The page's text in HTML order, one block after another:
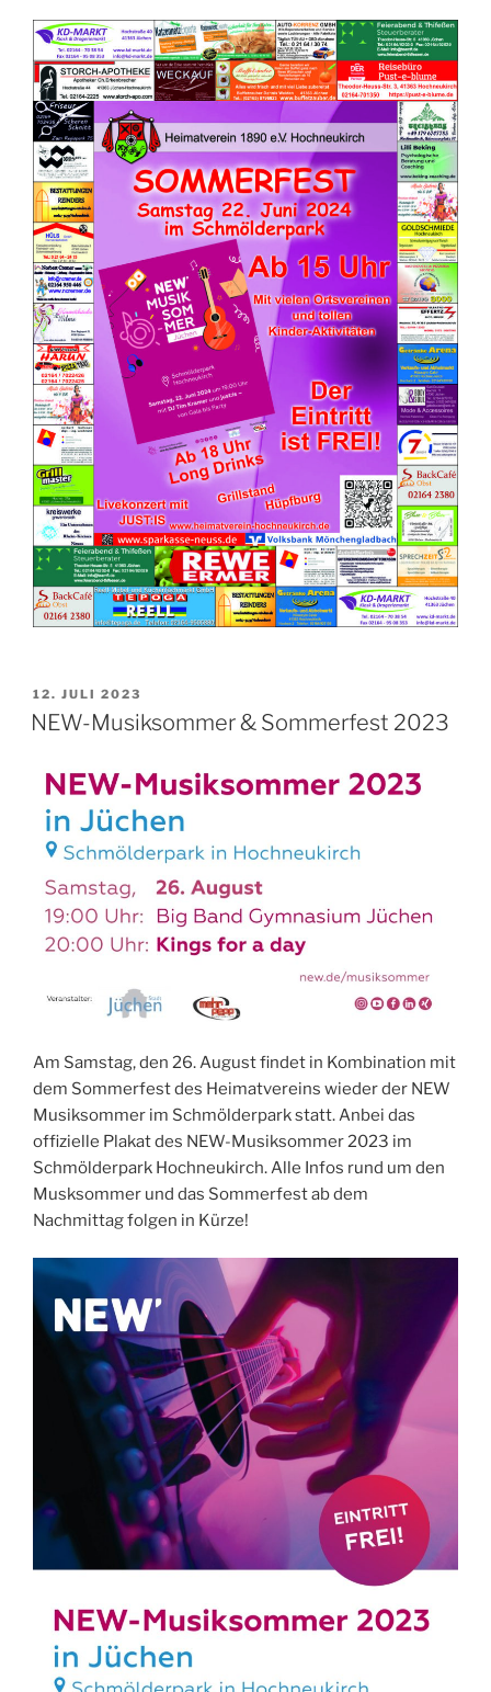
VERÖFFENTLICHT
AM
12. JULI 2023
NEW-Musiksommer & Sommerfest 2023
Am Samstag, den 26. August findet in Kombination mit
dem Sommerfest des Heimatvereins wieder der NEW
Musiksommer im Schmölderpark statt. Anbei das
offizielle Plakat des NEW-Musiksommer 2023 im
Schmölderpark Hochneukirch. Alle Infos rund um den
Musksommer und das Sommerfest ab dem
Nachmittag folgen in Kürze!